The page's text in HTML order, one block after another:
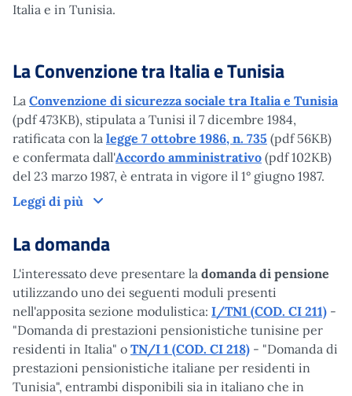
Italia e in Tunisia.
La Convenzione tra Italia e Tunisia
La Convenzione di sicurezza sociale tra Italia e Tunisia
(pdf 473KB), stipulata a Tunisi il 7 dicembre 1984,
ratificata con la legge 7 ottobre 1986, n. 735 (pdf 56KB)
e confermata dall'Accordo amministrativo (pdf 102KB)
del 23 marzo 1987, è entrata in vigore il 1° giugno 1987.
Leggi di più
La Convenzione tra Italia e Tunisia
La domanda
L'interessato deve presentare la domanda di pensione
utilizzando uno dei seguenti moduli presenti
nell'apposita sezione modulistica: I/TN1 (COD. CI 211) -
"Domanda di prestazioni pensionistiche tunisine per
residenti in Italia" o TN/I 1 (COD. CI 218) - "Domanda di
prestazioni pensionistiche italiane per residenti in
Tunisia", entrambi disponibili sia in italiano che in